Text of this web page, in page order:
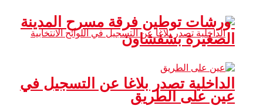
الداخلية تصدر بلاغا عن التسجيل في
ورشات توطين فرقة مسرح المدينة
الصغيرة بشفشاون
عين على الطريق